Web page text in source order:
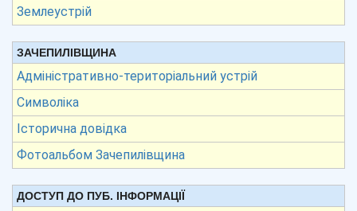
Землеустрій
ЗАЧЕПИЛІВЩИНА
Адміністративно-територіальний устрій
Символіка
Історична довідка
Фотоальбом Зачепилівщина
ДОСТУП ДО ПУБ. ІНФОРМАЦІЇ